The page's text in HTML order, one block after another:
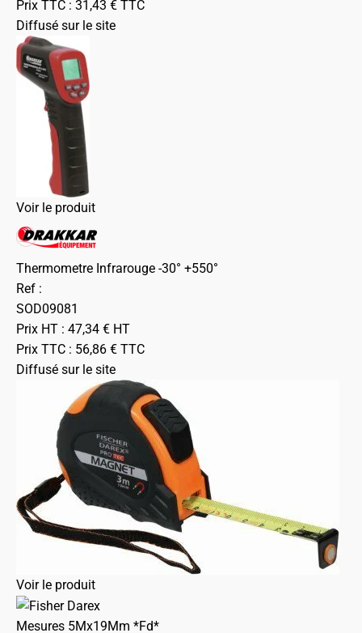
Prix TTC : 31,43 € TTC
Diffusé sur le site
Voir le produit
Thermometre Infrarouge -30° +550°
Ref :
SOD09081
Prix HT : 47,34 € HT
Prix TTC : 56,86 € TTC
Diffusé sur le site
Voir le produit
Mesures 5Mx19Mm *Fd*